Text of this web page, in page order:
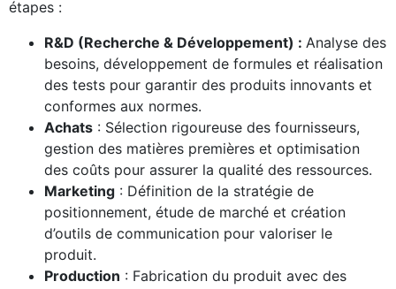
étapes :
R&D (Recherche & Développement) : Analyse des
besoins, développement de formules et réalisation
des tests pour garantir des produits innovants et
conformes aux normes.
Achats : Sélection rigoureuse des fournisseurs,
gestion des matières premières et optimisation
des coûts pour assurer la qualité des ressources.
Marketing : Définition de la stratégie de
positionnement, étude de marché et création
d’outils de communication pour valoriser le
produit.
Production : Fabrication du produit avec des